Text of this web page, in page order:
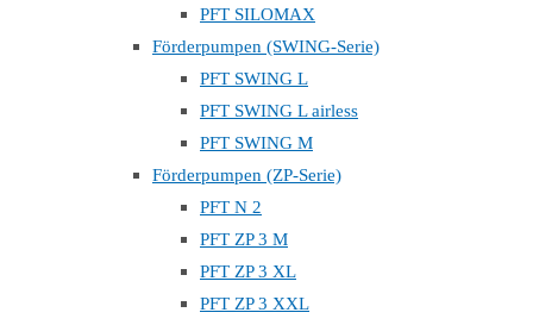
PFT SILOMAX
Förderpumpen (SWING-Serie)
PFT SWING L
PFT SWING L airless
PFT SWING M
Förderpumpen (ZP-Serie)
PFT N 2
PFT ZP 3 M
PFT ZP 3 XL
PFT ZP 3 XXL